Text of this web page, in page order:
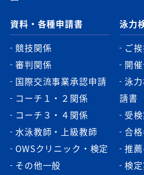
資料・各種申請書
競技関係
審判関係
国際交流事業承認申請
コーチ１・２関係
コーチ３・４関係
水泳教師・上級教師
OWSクリニック・検定
その他一般
泳力
ご
開
泳
請書
受
合
推
検